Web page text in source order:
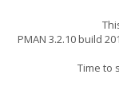
PMAN 3.2.10 build
Time to